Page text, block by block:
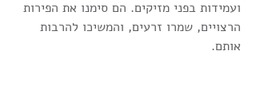
ועמידות בפני מזיקים. הם סימנו את הפירות
הרצויים, שמרו זרעים, והמשיכו להרבות
אותם.